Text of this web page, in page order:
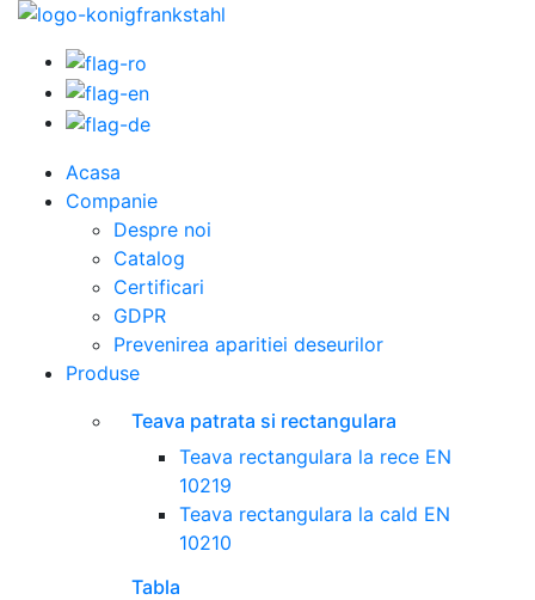
Acasa
Companie
Despre noi
Catalog
Certificari
GDPR
Prevenirea aparitiei deseurilor
Produse
Teava patrata si rectangulara
Teava rectangulara la rece EN
10219
Teava rectangulara la cald EN
10210
Tabla